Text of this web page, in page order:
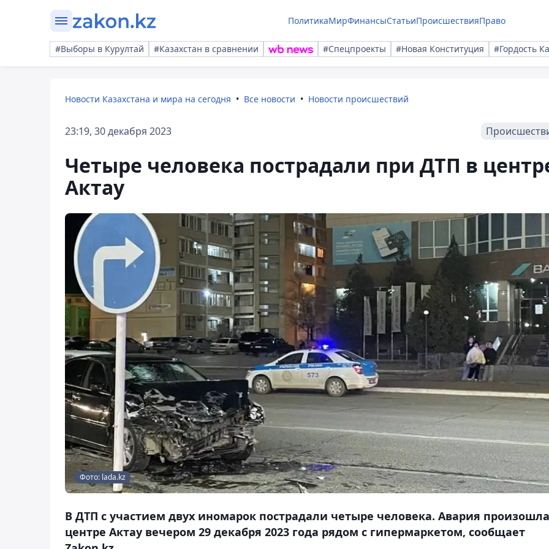
ПолитикаМирФинансыСтатьиПроисшествияПраво
#Выборы в Курултай #Казахстан в сравнении #Спецпроекты #Новая Конституция #Гордость
Новости Казахстана и мира на сегодня Все новости Новости происшествий
23:19, 30 декабря 2023
Четыре человека пострадали при ДТП в
Актау
Фото: lada.kz
В ДТП с участием двух иномарок пострадали четыре человека. Авария
центре Актау вечером 29 декабря 2023 года рядом с гипермаркетом, сообщает